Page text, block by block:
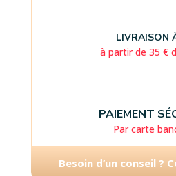
LIVRAISON
à partir de 35 €
PAIEMENT
Par carte
Besoin d’un conseil ?